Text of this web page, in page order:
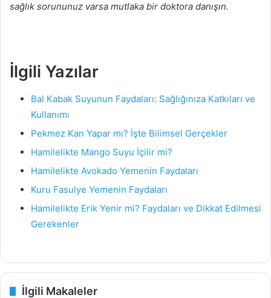
sağlık sorununuz varsa mutlaka bir doktora danışın.
İlgili Yazılar
Bal Kabak Suyunun Faydaları: Sağlığınıza Katkıları ve
Kullanımı
Pekmez Kan Yapar mı? İşte Bilimsel Gerçekler
Hamilelikte Mango Suyu İçilir mi?
Hamilelikte Avokado Yemenin Faydaları
Kuru Fasulye Yemenin Faydaları
Hamilelikte Erik Yenir mi? Faydaları ve Dikkat Edilmesi
Gerekenler
İlgili Makaleler